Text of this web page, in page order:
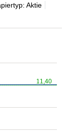
Aktie
11,40